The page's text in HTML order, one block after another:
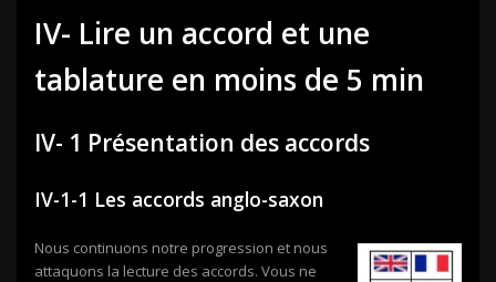
IV- Lire un accord et une
tablature en moins de 5 min
IV- 1 Présentation des accords
IV-1-1 Les accords anglo-saxon
Nous continuons notre progression et nous
attaquons la lecture des accords. Vous ne